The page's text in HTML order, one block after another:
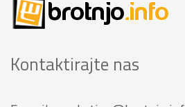
Kontaktirajte nas